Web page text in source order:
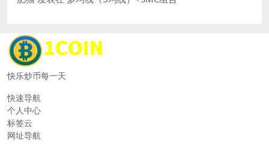
快乐炒币每一天
快速导航
个人中心
标签云
网址导航